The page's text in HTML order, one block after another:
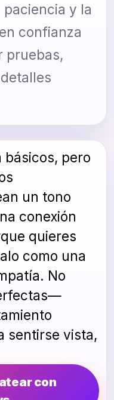
y la
confianza
pruebas,
básicos, pero
un tono
conexión
quieres
como una
No
sentirse vista,
con